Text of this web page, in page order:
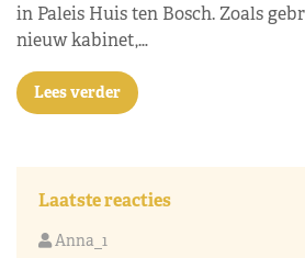
in Paleis Huis ten Bosch. Zoals
nieuw kabinet,…
Lees verder
Laatste reacties
Anna_1